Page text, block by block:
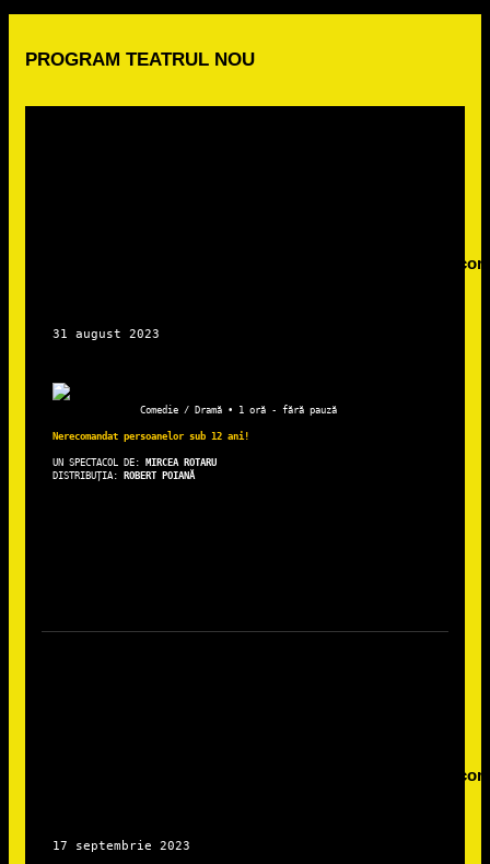
PROGRAM TEATRUL NOU
Comedie / Dramă • 1 oră - fără pauză
Nerecomandat persoanelor sub 12 ani!
UN SPECTACOL DE:
DISTRIBUȚIA: ROBERT POIANĂ